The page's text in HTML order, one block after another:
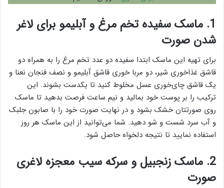
1. ماسک سفیده تخم مرغ و آبلیمو برای لاغر
شدن صورت
برای تهیه این ماسک ابتدا سفیده دو عدد تخم مرغ را به همراه دو
قاشق غذاخوری شیر، دو مربا خوری قاشق آبلیمو و نصف فنجان نعنا و
یک قاشق چای‌خوری عسل مخلوط کنید تا یکدست بشوند. این
ترکیب را بر پوست خود بمالید و نیم ساعت فرصت بدهید تا ماسک
روی صورتتان خشک بشود و در نهایت صورت خود را با صابون جلبک
و آب سرد شست و شو دهید. شما می‌توانید از این ماسک هر روز
استفاده نمایید تا نتیجه دلخواه حاصل شود.
2. ماسک زنجبیل و سرکه سیب معجزه لاغری
صورت